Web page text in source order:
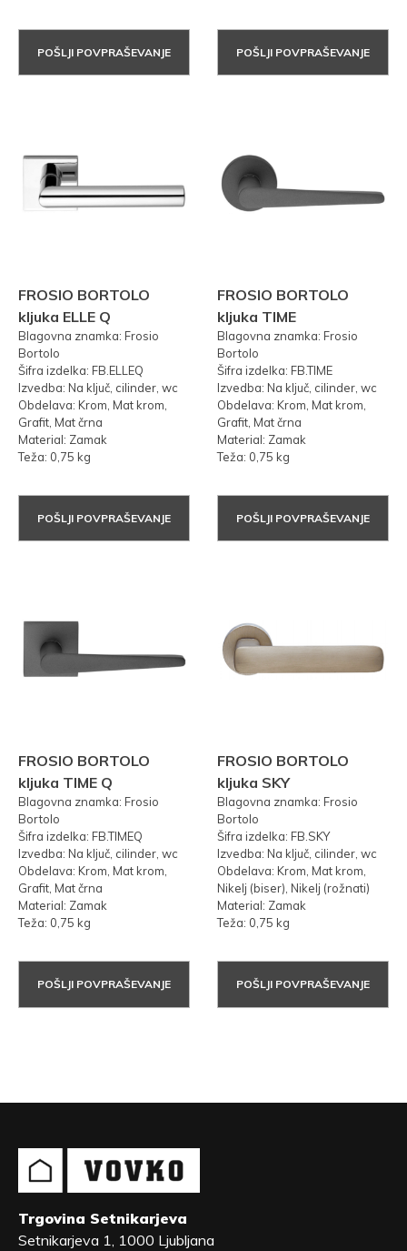
POŠLJI POVPRAŠEVANJE POŠLJI POVPRAŠEVANJE
FROSIO BORTOLO
kljuka ELLE Q
Blagovna znamka: Frosio
Bortolo
Šifra izdelka: FB.ELLEQ
Izvedba: Na ključ, cilinder, wc
Obdelava: Krom, Mat krom,
Grafit, Mat črna
Material: Zamak
Teža: 0,75 kg
POŠLJI POVPRAŠEVANJE
FROSIO BORTOLO
kljuka TIME
Blagovna znamka: Frosio
Bortolo
Šifra izdelka: FB.TIME
Izvedba: Na ključ, cilinder, wc
Obdelava: Krom, Mat krom,
Grafit, Mat črna
Material: Zamak
Teža: 0,75 kg
POŠLJI POVPRAŠEVANJE
FROSIO BORTOLO
kljuka TIME Q
Blagovna znamka: Frosio
Bortolo
Šifra izdelka: FB.TIMEQ
Izvedba: Na ključ, cilinder, wc
Obdelava: Krom, Mat krom,
Grafit, Mat črna
Material: Zamak
Teža: 0,75 kg
POŠLJI POVPRAŠEVANJE
FROSIO BORTOLO
kljuka SKY
Blagovna znamka: Frosio
Bortolo
Šifra izdelka: FB.SKY
Izvedba: Na ključ, cilinder, wc
Obdelava: Krom, Mat krom,
Nikelj (biser), Nikelj (rožnati)
Material: Zamak
Teža: 0,75 kg
POŠLJI POVPRAŠEVANJE
Trgovina Setnikarjeva
Setnikarjeva 1, 1000 Ljubljana